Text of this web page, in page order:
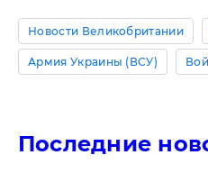
Новости Великобритании
Армия Украины (ВСУ)
Последние